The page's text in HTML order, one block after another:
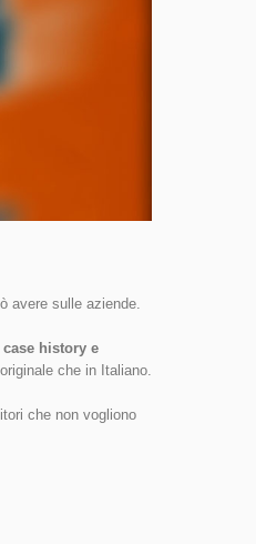
avere sulle aziende.
case history e
che in Italiano.
che non vogliono